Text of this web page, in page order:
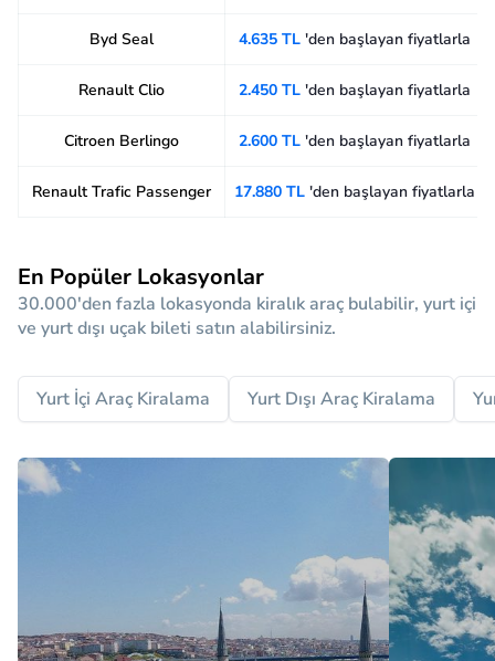
Byd Seal 4.635 TL'den başlayan fiyatlarla
Renault Clio 2.450 TL'den başlayan fiyatlarla
Citroen Berlingo 2.600 TL'den başlayan fiyatlarla
Renault Trafic Passenger 17.880 TL'den başlayan fiyatlarla
En Popüler Lokasyonlar
30.000'den fazla lokasyonda kiralık araç bulabilir, yurt içi
ve yurt dışı uçak bileti satın alabilirsiniz.
Yurt İçi Araç Kiralama Yurt Dışı Araç Kiralama